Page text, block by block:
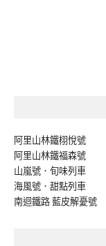
阿里山林鐵栩悅號
阿里山林鐵福森號
山嵐號．旬味列車
海風號．甜點列車
南迴鐵路 藍皮解憂號